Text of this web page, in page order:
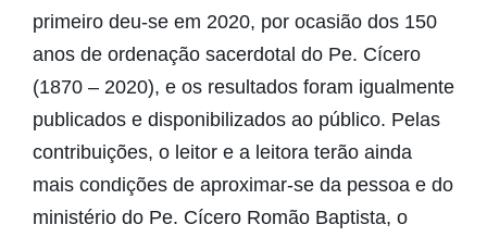
primeiro deu-se em 2020, por ocasião dos 150
anos de ordenação sacerdotal do Pe. Cícero
(1870 – 2020), e os resultados foram igualmente
publicados e disponibilizados ao público. Pelas
contribuições, o leitor e a leitora terão ainda
mais condições de aproximar-se da pessoa e do
ministério do Pe. Cícero Romão Baptista, o